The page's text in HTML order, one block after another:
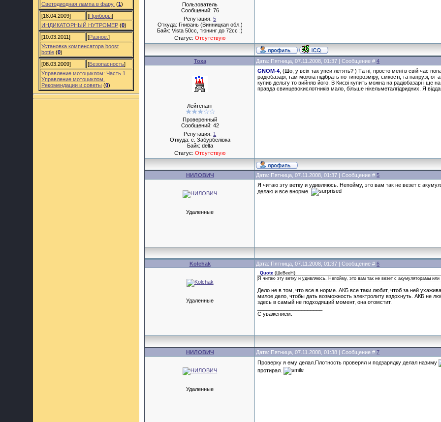
Светодиодная лампа в фару. (1)
[18.04.2009]
[Приборы]
ИНДИКАТОРНЫЙ НУТРОМЕР (0)
[10.03.2011]
[Разное.]
Установка компенсатора boost
bottle (0)
[08.03.2009]
[Безопасность]
Управление мотоциклом: Часть 1.
Управление мотоциклом.
Рекомендации и советы (0)
Пользователь
Сообщений: 76
Репутация:5
Откуда: Гнивань (Винницкая обл.)
Байк: Vista 50cc, тюнинг до 72сс :)
Статус:Отсутствую
Тоха Дата: Пятница, 07.11.2008, 01:37 | Сообщение #4
Лейтенант
Проверенный
Сообщений: 42
Репутация: 1
Откуда: с. Забурбелівка
Байк: delta
Статус:Отсутствую
GNOM-4 , (Шо, у всіх так упси летять? ) Та ні, просто мені в свій час
радіобазарі, там можна підібрать по типорозміру, ємкості, та напрузі,
купив дельту то вийняв його. В Києві купить можна на радіобазарі і ще
правда свинцевокислотників мало, більше нікельметалгідридних. Я
НИЛОВИЧ Дата: Пятница, 07.11.2008, 01:37 | Сообщение #5
Удаленные
Я читаю эту ветку и удивляюсь. Непойму, это вам так не везет с
делаю и все внорме.
Kolchak Дата: Пятница, 07.11.2008, 01:37 | Сообщение #6
Удаленные
Quote (ШеВееН)
Я читаю эту ветку и удивляюсь. Непойму, это вам так не везет с акумуляторамы
Дело не в том, что все в норме. АКБ все таки любит, чтоб за ней
милое дело, чтобы дать возможность электролиту вздохнуть. АКБ не
здесь в самый не подходящий момент, она отомстит.
С уважением.
НИЛОВИЧ Дата: Пятница, 07.11.2008, 01:38 | Сообщение #7
Удаленные
Проверку я ему делал.Плотность проверял и подзарядку делал назиму
протирал.